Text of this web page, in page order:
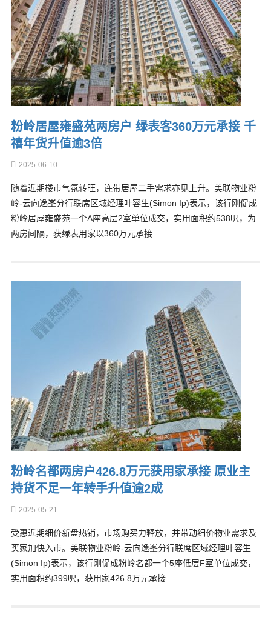
粉岭居屋雍盛苑两房户 绿表客360万元承接 千
禧年货升值逾3倍
2025-06-10
随着近期楼市气氛转旺，连带居屋二手需求亦见上升。美联物业粉
岭-云向逸峯分行联席区域经理叶容生(Simon Ip)表示，该行刚促成
粉岭居屋雍盛苑一个A座高层2室单位成交，实用面积约538呎，为
两房间隔，获绿表用家以360万元承接…
粉岭名都两房户426.8万元获用家承接 原业主
持货不足一年转手升值逾2成
2025-05-21
受惠近期细价新盘热销，市场购买力释放，并带动细价物业需求及
买家加快入市。美联物业粉岭-云向逸峯分行联席区域经理叶容生
(Simon Ip)表示，该行刚促成粉岭名都一个5座低层F室单位成交，
实用面积约399呎，获用家426.8万元承接…